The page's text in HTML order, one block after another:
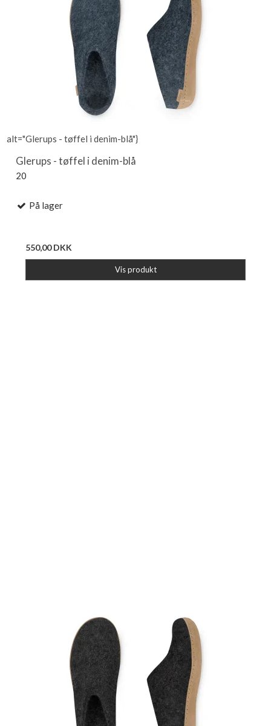
alt="Glerups - tøffel i denim-blå"}
Glerups - tøffel i denim-blå
20
På lager
550,00 DKK
Vis produkt